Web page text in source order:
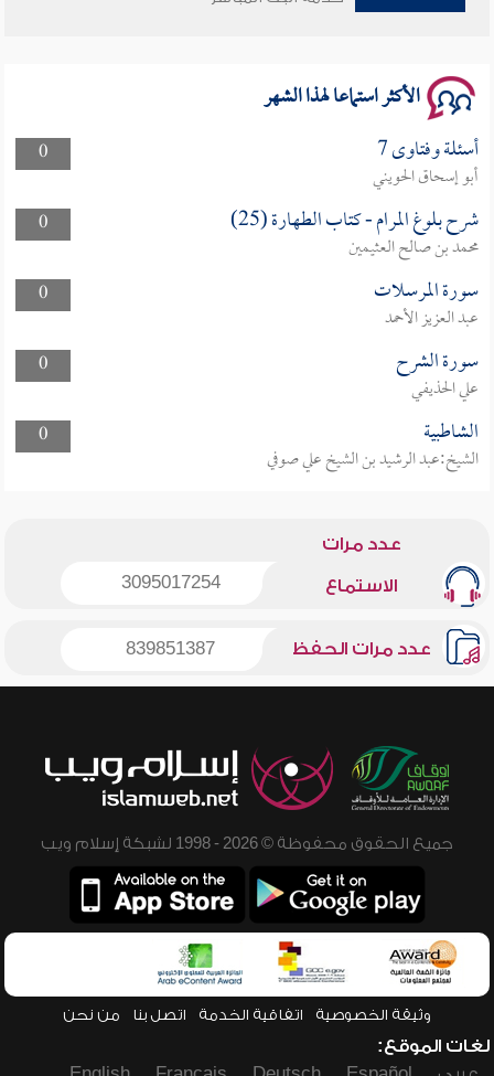
الأكثر استماعا لهذا الشهر
0 أسئلة وفتاوى 7
أبو إسحاق الحويني
0
شرح بلوغ المرام - كتاب الطهارة (25)
محمد بن صالح العثيمين
0
سورة المرسلات
عبد العزيز الأحمد
0
سورة الشرح
علي الحذيفي
0
الشاطبية
الشيخ:عبد الرشيد بن الشيخ علي صوفي
عدد مرات
الاستماع 3095017254
عدد مرات الحفظ 839851387
جميع الحقوق محفوظة © 2026 - 1998 لشبكة إسلام ويب
وثيقة الخصوصية اتفاقية الخدمة اتصل بنا من نحن
لغات الموقع: